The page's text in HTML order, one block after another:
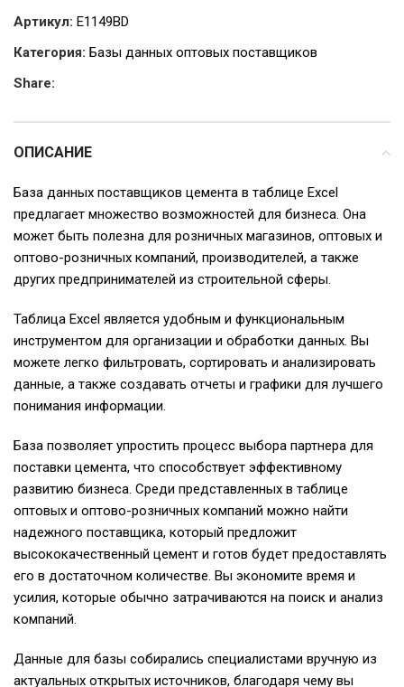
Артикул: E1149BD
Категория: Базы данных оптовых поставщиков
Share:
ОПИСАНИЕ
База данных поставщиков цемента в таблице Excel
предлагает множество возможностей для бизнеса. Она
может быть полезна для розничных магазинов, оптовых и
оптово-розничных компаний, производителей, а также
других предпринимателей из строительной сферы.
Таблица Excel является удобным и функциональным
инструментом для организации и обработки данных. Вы
можете легко фильтровать, сортировать и анализировать
данные, а также создавать отчеты и графики для лучшего
понимания информации.
База позволяет упростить процесс выбора партнера для
поставки цемента, что способствует эффективному
развитию бизнеса. Среди представленных в таблице
оптовых и оптово-розничных компаний можно найти
надежного поставщика, который предложит
высококачественный цемент и готов будет предоставлять
его в достаточном количестве. Вы экономите время и
усилия, которые обычно затрачиваются на поиск и анализ
компаний.
Данные для базы собирались специалистами вручную из
актуальных открытых источников, благодаря чему вы